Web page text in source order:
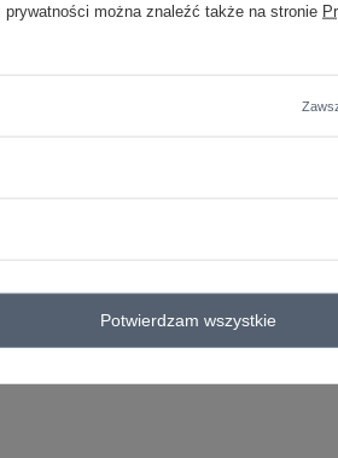
Najniższa cena produktu w okresie 30
Najniższa cena produktu w okresie 30
Najniższa cena produktu w okresie 30
Najniższa cena produktu w okresie 30
Najniższa cena produktu w okresie 30
można znaleźć także na stronie
Potwierdzam wszystkie